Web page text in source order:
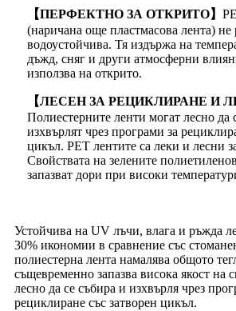
【ПЕРФЕКТНО ЗА ОТКРИТО】
(наричана още пластмасова лента) не
водоустойчива. Тя издържа на
дъжд, сняг и други атмосферни
използва на открито.
【ЛЕСЕН ЗА РЕЦИКЛИРАНЕ И
Полиестерните ленти могат лесно да
изхвърлят чрез програми за
цикъл. PET лентите са леки и лесни
Свойствата на зелените
запазват дори при високи
Устойчива на UV лъчи, влага и ръжда
30% икономии в сравнение със
полиестерна лента намалява общото
същевременно запазва висока якост на
лесно да се събира и изхвърля чрез
рециклиране със затворен цикъл.